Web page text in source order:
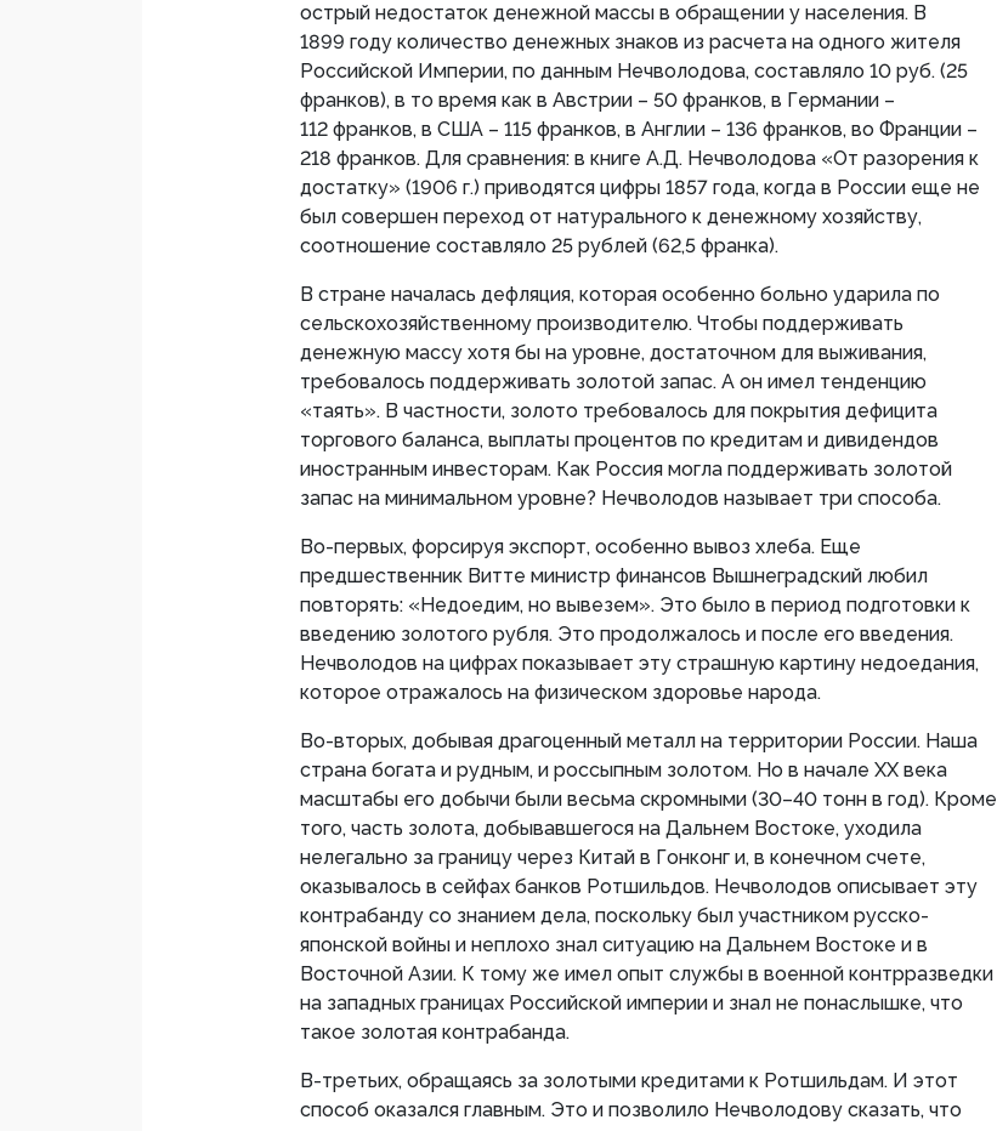
острый недостаток денежной массы в обращении у населения. В
1899 году количество денежных знаков из расчета на одного жителя
Российской Империи, по данным Нечволодова, составляло 10 руб. (25
франков), в то время как в Австрии – 50 франков, в Германии –
112 франков, в США – 115 франков, в Англии – 136 франков, во Франции –
218 франков. Для сравнения: в книге А.Д. Нечволодова «От разорения к
достатку» (1906 г.) приводятся цифры 1857 года, когда в России еще не
был совершен переход от натурального к денежному хозяйству,
соотношение составляло 25 рублей (62,5 франка).
В стране началась дефляция, которая особенно больно ударила по
сельскохозяйственному производителю. Чтобы поддерживать
денежную массу хотя бы на уровне, достаточном для выживания,
требовалось поддерживать золотой запас. А он имел тенденцию
«таять». В частности, золото требовалось для покрытия дефицита
торгового баланса, выплаты процентов по кредитам и дивидендов
иностранным инвесторам. Как Россия могла поддерживать золотой
запас на минимальном уровне? Нечволодов называет три способа.
Во-первых, форсируя экспорт, особенно вывоз хлеба. Еще
предшественник Витте министр финансов Вышнеградский любил
повторять: «Недоедим, но вывезем». Это было в период подготовки к
введению золотого рубля. Это продолжалось и после его введения.
Нечволодов на цифрах показывает эту страшную картину недоедания,
которое отражалось на физическом здоровье народа.
Во-вторых, добывая драгоценный металл на территории России. Наша
страна богата и рудным, и россыпным золотом. Но в начале ХХ века
масштабы его добычи были весьма скромными (30–40 тонн в год). Кроме
того, часть золота, добывавшегося на Дальнем Востоке, уходила
нелегально за границу через Китай в Гонконг и, в конечном счете,
оказывалось в сейфах банков Ротшильдов. Нечволодов описывает эту
контрабанду со знанием дела, поскольку был участником русско-
японской войны и неплохо знал ситуацию на Дальнем Востоке и в
Восточной Азии. К тому же имел опыт службы в военной контрразведки
на западных границах Российской империи и знал не понаслышке, что
такое золотая контрабанда.
В-третьих, обращаясь за золотыми кредитами к Ротшильдам. И этот
способ оказался главным. Это и позволило Нечволодову сказать, что